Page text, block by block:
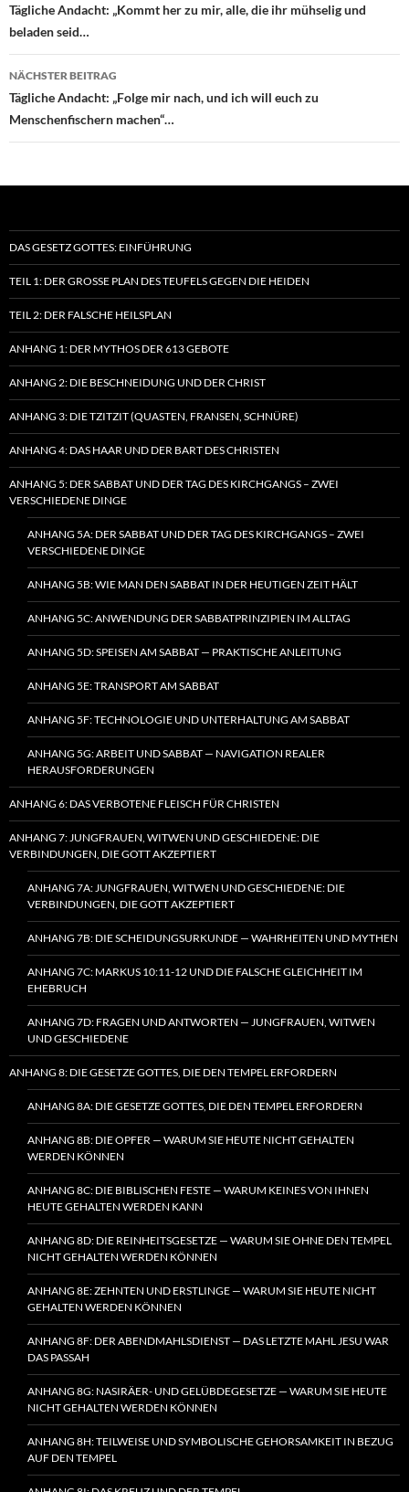
Tägliche Andacht: „Kommt her zu mir, alle, die ihr mühselig und
beladen seid…
NÄCHSTER BEITRAG
Tägliche Andacht: „Folge mir nach, und ich will euch zu
Menschenfischern machen“…
DAS GESETZ GOTTES: EINFÜHRUNG
TEIL 1: DER GROSSE PLAN DES TEUFELS GEGEN DIE HEIDEN
TEIL 2: DER FALSCHE HEILSPLAN
ANHANG 1: DER MYTHOS DER 613 GEBOTE
ANHANG 2: DIE BESCHNEIDUNG UND DER CHRIST
ANHANG 3: DIE TZITZIT (QUASTEN, FRANSEN, SCHNÜRE)
ANHANG 4: DAS HAAR UND DER BART DES CHRISTEN
ANHANG 5: DER SABBAT UND DER TAG DES KIRCHGANGS – ZWEI
VERSCHIEDENE DINGE
ANHANG 5A: DER SABBAT UND DER TAG DES KIRCHGANGS – ZWEI
VERSCHIEDENE DINGE
ANHANG 5B: WIE MAN DEN SABBAT IN DER HEUTIGEN ZEIT HÄLT
ANHANG 5C: ANWENDUNG DER SABBATPRINZIPIEN IM ALLTAG
ANHANG 5D: SPEISEN AM SABBAT — PRAKTISCHE ANLEITUNG
ANHANG 5E: TRANSPORT AM SABBAT
ANHANG 5F: TECHNOLOGIE UND UNTERHALTUNG AM SABBAT
ANHANG 5G: ARBEIT UND SABBAT — NAVIGATION REALER
HERAUSFORDERUNGEN
ANHANG 6: DAS VERBOTENE FLEISCH FÜR CHRISTEN
ANHANG 7: JUNGFRAUEN, WITWEN UND GESCHIEDENE: DIE
VERBINDUNGEN, DIE GOTT AKZEPTIERT
ANHANG 7A: JUNGFRAUEN, WITWEN UND GESCHIEDENE: DIE
VERBINDUNGEN, DIE GOTT AKZEPTIERT
ANHANG 7B: DIE SCHEIDUNGSURKUNDE — WAHRHEITEN UND MYTHEN
ANHANG 7C: MARKUS 10:11-12 UND DIE FALSCHE GLEICHHEIT IM
EHEBRUCH
ANHANG 7D: FRAGEN UND ANTWORTEN — JUNGFRAUEN, WITWEN
UND GESCHIEDENE
ANHANG 8: DIE GESETZE GOTTES, DIE DEN TEMPEL ERFORDERN
ANHANG 8A: DIE GESETZE GOTTES, DIE DEN TEMPEL ERFORDERN
ANHANG 8B: DIE OPFER — WARUM SIE HEUTE NICHT GEHALTEN
WERDEN KÖNNEN
ANHANG 8C: DIE BIBLISCHEN FESTE — WARUM KEINES VON IHNEN
HEUTE GEHALTEN WERDEN KANN
ANHANG 8D: DIE REINHEITSGESETZE — WARUM SIE OHNE DEN TEMPEL
NICHT GEHALTEN WERDEN KÖNNEN
ANHANG 8E: ZEHNTEN UND ERSTLINGE — WARUM SIE HEUTE NICHT
GEHALTEN WERDEN KÖNNEN
ANHANG 8F: DER ABENDMAHLSDIENST — DAS LETZTE MAHL JESU WAR
DAS PASSAH
ANHANG 8G: NASIRÄER- UND GELÜBDEGESETZE — WARUM SIE HEUTE
NICHT GEHALTEN WERDEN KÖNNEN
ANHANG 8H: TEILWEISE UND SYMBOLISCHE GEHORSAMKEIT IN BEZUG
AUF DEN TEMPEL